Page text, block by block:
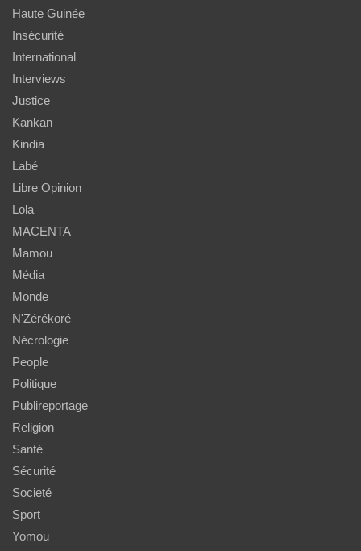
Haute Guinée
Insécurité
International
Interviews
Justice
Kankan
Kindia
Labé
Libre Opinion
Lola
MACENTA
Mamou
Média
Monde
N'Zérékoré
Nécrologie
People
Politique
Publireportage
Religion
Santé
Sécurité
Societé
Sport
Yomou